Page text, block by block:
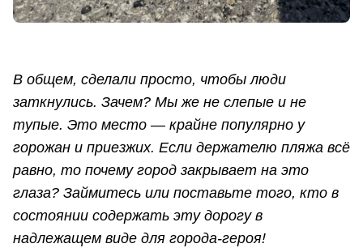
В общем, сделали просто, чтобы люди
заткнулись. Зачем? Мы же не слепые и не
тупые. Это место — крайне популярно у
горожан и приезжих. Если держателю пляжа всё
равно, то почему город закрывает на это
глаза? Займитесь или поставьте того, кто в
состоянии содержать эту дорогу в
надлежащем виде для города-героя!